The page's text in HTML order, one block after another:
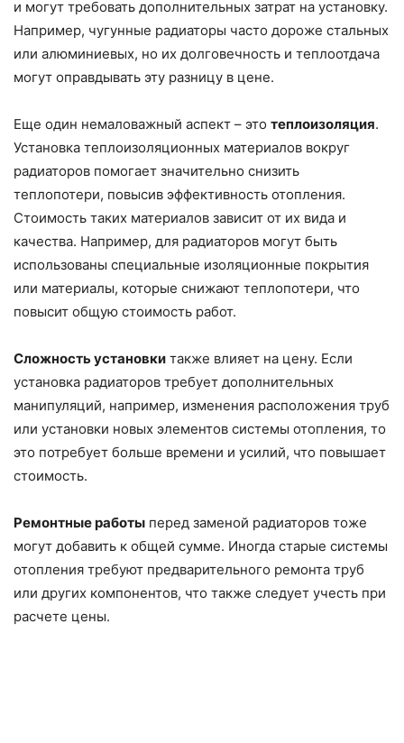
и могут требовать дополнительных затрат на установку.
Например, чугунные радиаторы часто дороже стальных
или алюминиевых, но их долговечность и теплоотдача
могут оправдывать эту разницу в цене.
Еще один немаловажный аспект – это теплоизоляция.
Установка теплоизоляционных материалов вокруг
радиаторов помогает значительно снизить
теплопотери, повысив эффективность отопления.
Стоимость таких материалов зависит от их вида и
качества. Например, для радиаторов могут быть
использованы специальные изоляционные покрытия
или материалы, которые снижают теплопотери, что
повысит общую стоимость работ.
Сложность установки также влияет на цену. Если
установка радиаторов требует дополнительных
манипуляций, например, изменения расположения труб
или установки новых элементов системы отопления, то
это потребует больше времени и усилий, что повышает
стоимость.
Ремонтные работы перед заменой радиаторов тоже
могут добавить к общей сумме. Иногда старые системы
отопления требуют предварительного ремонта труб
или других компонентов, что также следует учесть при
расчете цены.